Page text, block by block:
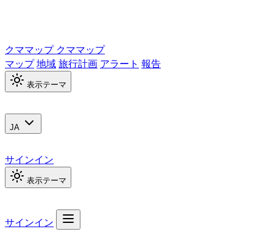
クママップ クママップ
マップ地域旅行計画 アラート 報告
表示テーマ
JA
サインイン
表示テーマ
サインイン